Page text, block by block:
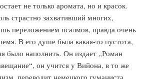
не только аромата, но и красок.
страстно захвативший многих,
переложением псалмов, правда очень
В его душе была какая-то пустота,
было наполнить. Он издает „Роман
он учится у Вийона, в то же
переводит немецкого гуманиста